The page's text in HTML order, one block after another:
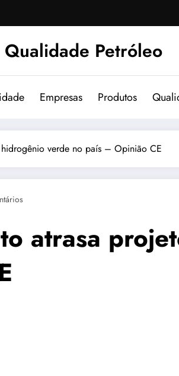
Qualidade Petróleo
Empresas Produtos
verde no país – Opinião CE
atrasa